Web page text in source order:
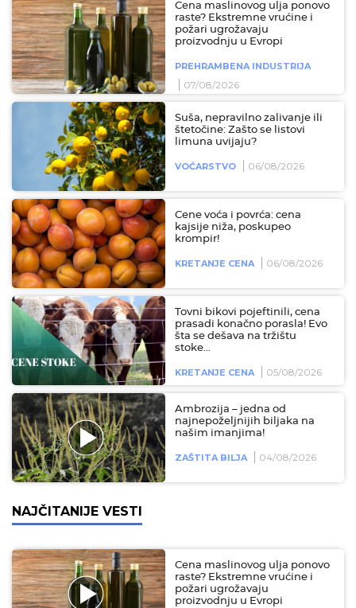
Cena maslinovog ulja ponovo
raste? Ekstremne vrućine i
požari ugrožavaju
proizvodnju u Evropi
PREHRAMBENA INDUSTRIJA
07/08/2026
Suša, nepravilno zalivanje ili
štetočine: Zašto se listovi
limuna uvijaju?
VOĆARSTVO 06/08/2026
Cene voća i povrća: cena
kajsije niža, poskupeo
krompir!
KRETANJE CENA 06/08/2026
Tovni bikovi pojeftinili, cena
prasadi konačno porasla! Evo
šta se dešava na tržištu
stoke...
KRETANJE CENA 05/08/2026
Ambrozija – jedna od
najnepoželjnijih biljaka na
našim imanjima!
ZAŠTITA BILJA 04/08/2026
NAJČITANIJE VESTI
Cena maslinovog ulja ponovo
raste? Ekstremne vrućine i
požari ugrožavaju
proizvodnju u Evropi